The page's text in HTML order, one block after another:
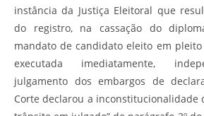
instância da Justiça Eleitoral que
do registro, na cassação do
mandato de candidato eleito em
executada imediatamente,
julgamento dos embargos de
Corte declarou a inconstitucionalidade